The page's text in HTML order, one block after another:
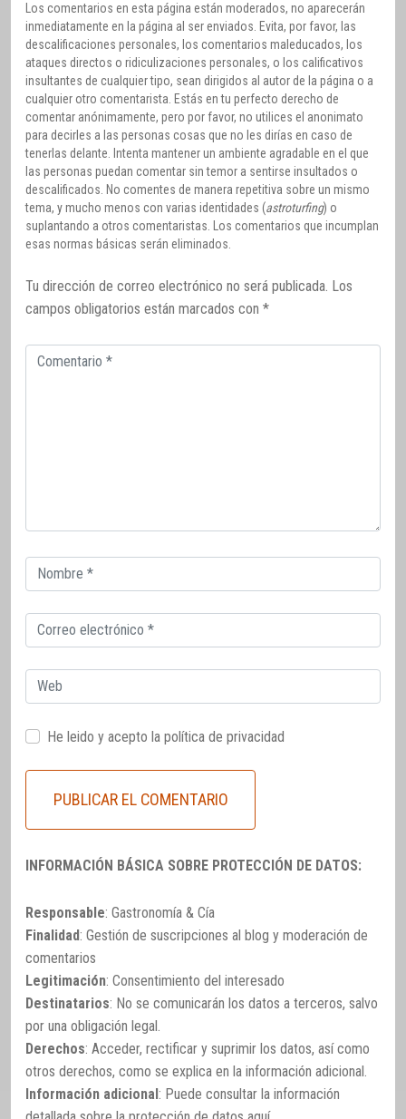
Los comentarios en esta página están moderados, no aparecerán
inmediatamente en la página al ser enviados. Evita, por favor, las
descalificaciones personales, los comentarios maleducados, los
ataques directos o ridiculizaciones personales, o los calificativos
insultantes de cualquier tipo, sean dirigidos al autor de la página o a
cualquier otro comentarista. Estás en tu perfecto derecho de
comentar anónimamente, pero por favor, no utilices el anonimato
para decirles a las personas cosas que no les dirías en caso de
tenerlas delante. Intenta mantener un ambiente agradable en el que
las personas puedan comentar sin temor a sentirse insultados o
descalificados. No comentes de manera repetitiva sobre un mismo
tema, y mucho menos con varias identidades (astroturfing) o
suplantando a otros comentaristas. Los comentarios que incumplan
esas normas básicas serán eliminados.
Tu dirección de correo electrónico no será publicada. Los
campos obligatorios están marcados con *
Comentario
Correo
electrónico
Correo
electrónico
Web
He leido y acepto la política de privacidad
INFORMACIÓN BÁSICA SOBRE PROTECCIÓN DE DATOS:
Responsable: Gastronomía & Cía
Finalidad: Gestión de suscripciones al blog y moderación de
comentarios
Legitimación: Consentimiento del interesado
Destinatarios: No se comunicarán los datos a terceros, salvo
por una obligación legal.
Derechos: Acceder, rectificar y suprimir los datos, así como
otros derechos, como se explica en la información adicional.
Información adicional : Puede consultar la información